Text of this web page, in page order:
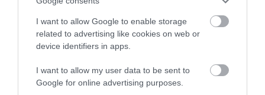
I want to allow Google to enable storage
related to advertising like cookies on web or
device identifiers in apps.
I want to allow my user data to be sent to
Google for online advertising purposes.
utolsósorban finom
is.Köszönjük!Még
visszajövünk.:-)